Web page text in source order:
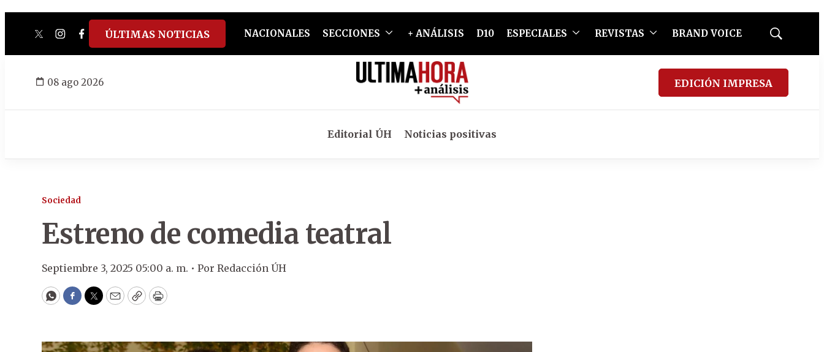
twitterinstagram
facebook
tiktokyoutube
spotify
ÚLTIMAS NOTICIAS NACIONALES SECCIONES + ANÁLISIS D10 ESPECIALES REVISTAS BRAND VOICE
Mostrar
08 ago 2026 EDICIÓN IMPRESA
Editorial ÚH Noticias positivas
Sociedad
Estreno de comedia teatral
Septiembre 3, 2025 05:00 a. m. • Por Redacción ÚH
WhatsApp
Facebook
Twitter
EmailCopyPrint